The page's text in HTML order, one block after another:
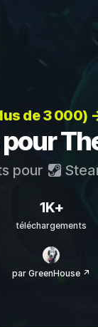
de 3 000)
pour
1K+
téléchargements
par GreenHouse ↗